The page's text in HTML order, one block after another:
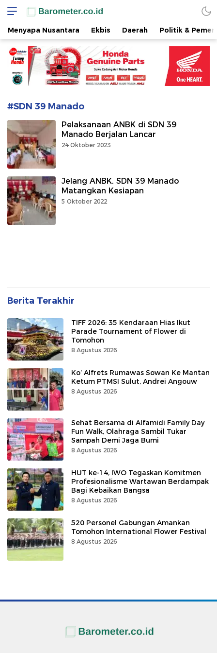
www.barometer.co.id
Berita Terkini di Sulawesi Utara
Menyapa Nusantara Ekbis Daerah Politik &
#SDN 39 Manado
Pelaksanaan ANBK di SDN 39
Manado Berjalan Lancar
24 Oktober 2023
Jelang ANBK, SDN 39 Manado
Matangkan Kesiapan
5 Oktober 2022
Berita Terakhir
TIFF 2026: 35 Kendaraan Hias Ikut
Parade Tournament of Flower di
Tomohon
8 Agustus 2026
Ko’ Alfrets Rumawas Sowan Ke Mantan
Ketum PTMSI Sulut, Andrei Angouw
8 Agustus 2026
Sehat Bersama di Alfamidi Family Day
Fun Walk, Olahraga Sambil Tukar
Sampah Demi Jaga Bumi
8 Agustus 2026
HUT ke-14, IWO Tegaskan Komitmen
Profesionalisme Wartawan Berdampak
Bagi Kebaikan Bangsa
8 Agustus 2026
520 Personel Gabungan Amankan
Tomohon International Flower Festival
8 Agustus 2026